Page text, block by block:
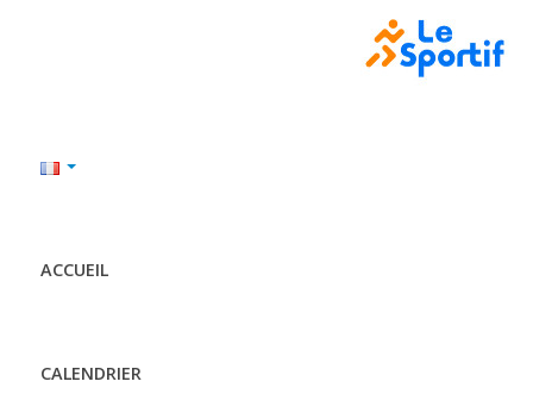
ACCUEIL
CALENDRIER